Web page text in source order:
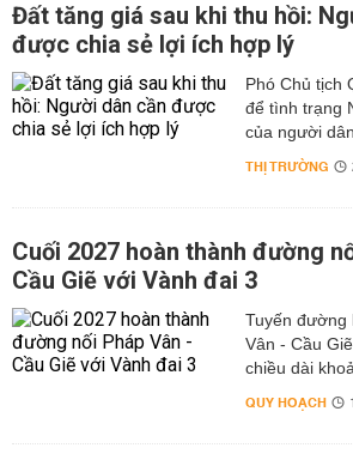
Đất tăng giá sau khi thu hồi:
được chia sẻ lợi ích hợp lý
Phó Chủ tịch
để tình trạng
của người
THỊ TRƯỜNG
Cuối 2027 hoàn thành đường
Cầu Giẽ với Vành đai 3
Tuyến đường
Vân - Cầu
chiều dài
QUY HOẠCH